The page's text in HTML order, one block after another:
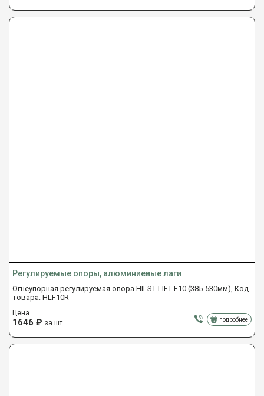
Регулируемые опоры, алюминиевые лаги
Огнеупорная регулируемая опора HILST LIFT F10 (385-530мм), Код
товара: HLF10R
Цена
1646 ₽ за шт. подробнее